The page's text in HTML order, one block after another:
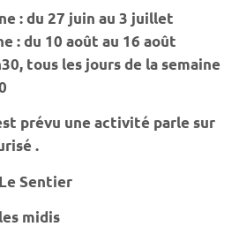
: du 27 juin au 3 juillet
: du 10 août au 16 août
tous les jours de la semaine
prévu une activité parle sur
.
Sentier
midis